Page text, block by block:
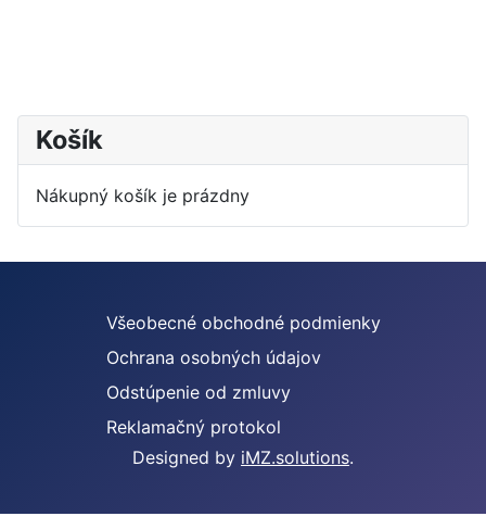
Košík
Nákupný košík je prázdny
Všeobecné obchodné podmienky
Ochrana osobných údajov
Odstúpenie od zmluvy
Reklamačný protokol
Designed by iMZ.solutions.